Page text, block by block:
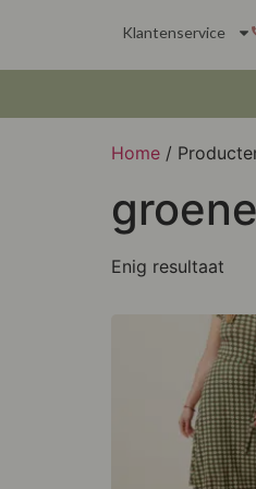
Klantenservice
Home /
Enig resultaat